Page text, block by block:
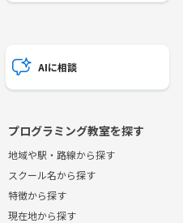
AIに相談
プログラミング教室を探す
地域や駅・路線から探す
スクール名から探す
特徴から探す
現在地から探す